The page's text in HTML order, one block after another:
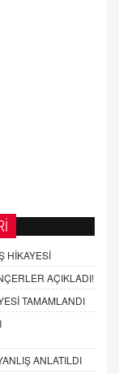
ÇIKARTTIĞI
HİKAYESİ
AÇIKLADI!
TAMAMLANDI
ANLATILDI